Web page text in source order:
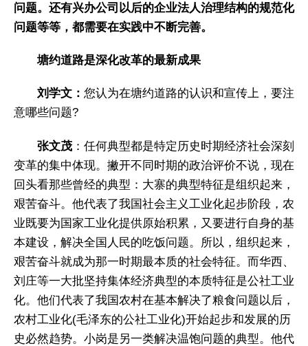
问题。还有兴办公司以后的企业法人治理结构的规范化
问题等等，都需要在实践中不断完善。
塘约道路是深化改革的最新成果
刘学文： 您认为在塘约道路的认识和宣传上，要注
意哪些问题?
张文茂 ：任何典型都是特定历史时期经济社会深刻
变革的集中体现。撇开不同时期的政治评价不说，现在
回头看那些曾经的典型：大寨的典型特征是组织起来，
艰苦奋斗。他代表了我国社会主义工业化起步阶段，农
业既要为国家工业化提供原始积累，又要进行自身的基
本建设，解决全国人民的吃饭问题。所以，组织起来，
艰苦奋斗就成为那一时期最本质的社会特征。而华西、
刘庄等一大批坚持集体经济典型的本质特征是公社工业
化。他们代表了我国农村在基本解决了粮食问题以后，
农村工业化(毛泽东的公社工业化)开始起步和发展的历
史必然趋势。小岗是另一类解决温饱问题的典型。他代